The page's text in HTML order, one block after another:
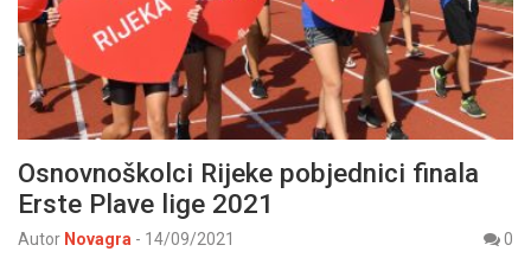
Osnovnoškolci Rijeke pobjednici finala
Erste Plave lige 2021
Autor Novagra - 14/09/2021 0